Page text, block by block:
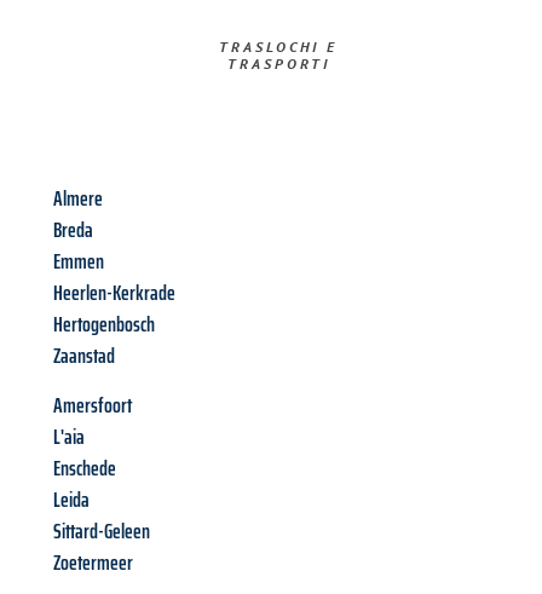
TRASLOCHI E
TRASPORTI​
Almere
Breda
Emmen
Heerlen-Kerkrade
Hertogenbosch
Zaanstad
Amersfoort
L'aia
Enschede
Leida
Sittard-Geleen
Zoetermeer